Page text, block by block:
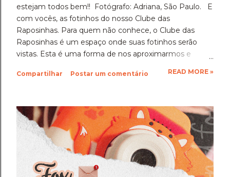
estejam todos bem!! Fotógrafo: Adriana, São Paulo. E
com vocês, as fotinhos do nosso Clube das
Raposinhas. Para quem não conhece, o Clube das
Raposinhas é um espaço onde suas fotinhos serão
vistas. Esta é uma forma de nos aproximarmos e
basta enviar suas fotinhos para o nosso e-mail
onde você é, e se preferir, contar um pouquinho sobre
suas fotinhos. Fique a vontade! Ficarei muito feliz de
recebê-las. Eu espero as suas obras de arte, ein?!
Beijos da raposa e até a próxima!!
Compartilhar Postar um comentário READ MORE »